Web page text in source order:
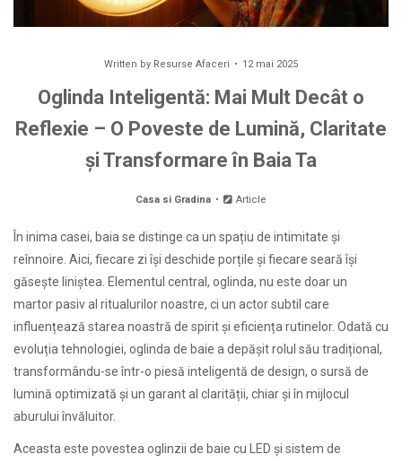
Written by Resurse Afaceri 12 mai 2025
Oglinda Inteligentă: Mai Mult Decât o
Reflexie – O Poveste de Lumină, Claritate
și Transformare în Baia Ta
Casa si Gradina Article
În inima casei, baia se distinge ca un spațiu de intimitate și
reînnoire. Aici, fiecare zi își deschide porțile și fiecare seară își
găsește liniștea. Elementul central, oglinda, nu este doar un
martor pasiv al ritualurilor noastre, ci un actor subtil care
influențează starea noastră de spirit și eficiența rutinelor. Odată cu
evoluția tehnologiei, oglinda de baie a depășit rolul său tradițional,
transformându-se într-o piesă inteligentă de design, o sursă de
lumină optimizată și un garant al clarității, chiar și în mijlocul
aburului învăluitor.
Aceasta este povestea oglinzii de baie cu LED și sistem de